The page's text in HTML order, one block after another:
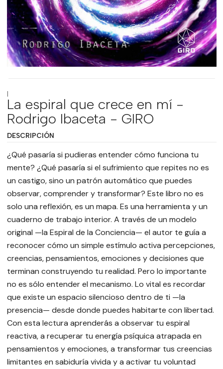
|
La espiral que crece en mí -
Rodrigo Ibaceta - GIRO
DESCRIPCIÓN
¿Qué pasaría si pudieras entender cómo funciona tu
mente? ¿Qué pasaría si el sufrimiento que repites no es
un castigo, sino un patrón automático que puedes
observar, comprender y transformar? Este libro no es
solo una reflexión, es un mapa. Es una herramienta y un
cuaderno de trabajo interior. A través de un modelo
original —la Espiral de la Conciencia— el autor te guía a
reconocer cómo un simple estímulo activa percepciones,
creencias, pensamientos, emociones y decisiones que
terminan construyendo tu realidad. Pero lo importante
no es sólo entender el mecanismo. Lo vital es recordar
que existe un espacio silencioso dentro de ti —la
presencia— desde donde puedes habitarte con libertad.
Con esta lectura aprenderás a observar tu espiral
reactiva, a recuperar tu energía psíquica atrapada en
pensamientos y emociones, a transformar tus creencias
limitantes en sabiduría vivida y a activar tu voluntad